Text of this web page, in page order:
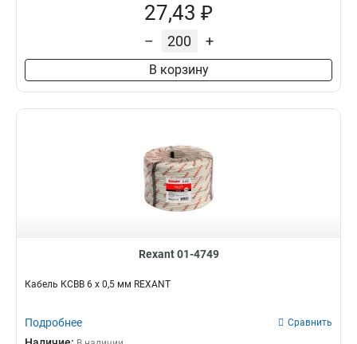
27,43 ₽
– +
В корзину
Rexant 01-4749
Кабель КСВВ 6 х 0,5 мм REXANT
Подробнее Сравнить